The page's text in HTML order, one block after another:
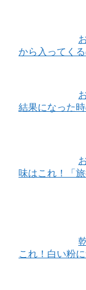
から入ってく
結果になった
味はこれ！「
これ！白い粉